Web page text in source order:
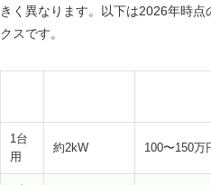
きく異なります。以下は2026年時
クスです。
1台
用
約2kW 100〜150万